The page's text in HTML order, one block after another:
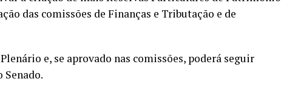
das comissões de Finanças e Tributação e de
e, se aprovado nas comissões, poderá seguir